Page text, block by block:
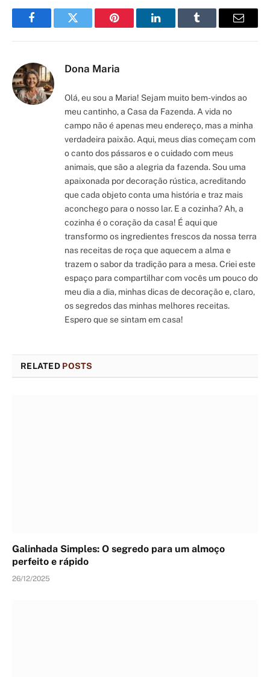
FacebookTwitter Pinterest LinkedInTumblr Email
Dona Maria
Olá, eu sou a Maria! Sejam muito bem-vindos ao
meu cantinho, a Casa da Fazenda. A vida no
campo não é apenas meu endereço, mas a minha
verdadeira paixão. Aqui, meus dias começam com
o canto dos pássaros e o cuidado com meus
animais, que são a alegria da fazenda. Sou uma
apaixonada por decoração rústica, acreditando
que cada objeto conta uma história e traz mais
aconchego para o nosso lar. E a cozinha? Ah, a
cozinha é o coração da casa! É aqui que
transformo os ingredientes frescos da nossa terra
nas receitas de roça que aquecem a alma e
trazem o sabor da tradição para a mesa. Criei este
espaço para compartilhar com vocês um pouco do
meu dia a dia, minhas dicas de decoração e, claro,
os segredos das minhas melhores receitas.
Espero que se sintam em casa!
RELATED POSTS
Galinhada Simples: O segredo para um almoço
perfeito e rápido
26/12/2025